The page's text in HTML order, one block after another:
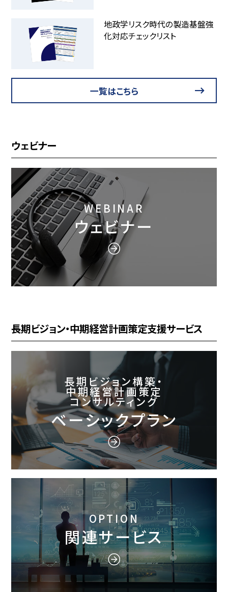
地政学リスク時代の製造基盤強
化対応チェックリスト
一覧はこちら
ウェビナー
WEBINAR
ウェビナー
長期ビジョン・中期経営計画策定支援サービス
長期ビジョン構築・
中期経営計画策定
コンサルティング
ベーシックプラン
OPTION
関連サービス